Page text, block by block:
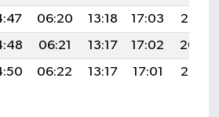
06:20 13:18 17:03
20:05
06:21 13:17 17:02
20:04
06:22 13:17 17:01 20:02